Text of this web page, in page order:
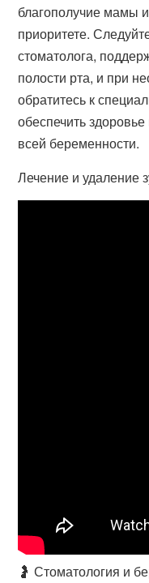
благополучие мамы
приоритете.
стоматолога,
полости рта, и при
обратитесь к
обеспечить
всей беременности.
Лечение и удаление
🤰 Стоматология и